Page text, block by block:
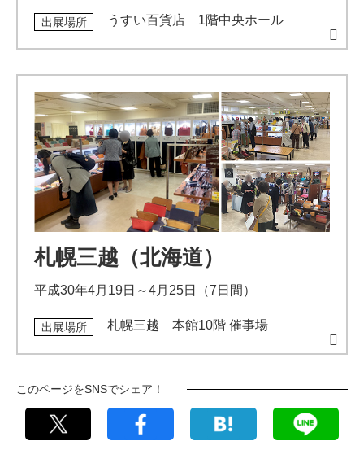
出展場所 うすい百貨店 1階中央ホール
札幌三越（北海道）
平成30年4月19日～4月25日（7日間）
出展場所 札幌三越 本館10階 催事場
このページをSNSでシェア！